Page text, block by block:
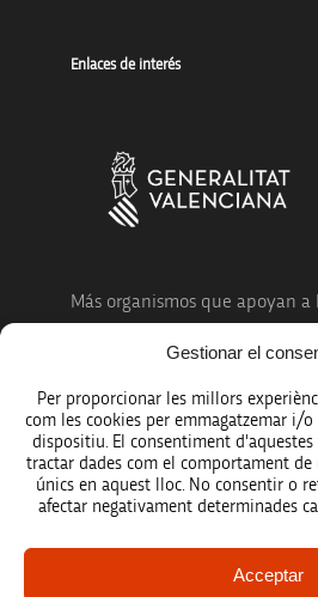
Gestionar el
Per proporcionar les millors
com les cookies per emmagatzemar i/
dispositiu. El consentiment
tractar dades com el comportament
únics en aquest lloc. No consentir o
afectar negativament determinades
Acceptar
Enlaces de interés
Más organismos que apoyan
Avíso legal
Política de protección de datos
Registro de actividades de tratamiento